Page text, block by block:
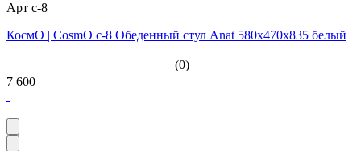
Арт c-8
КосмО | CosmO c-8 Обеденный стул Anat 580х470х835 белый
(0)
7 600